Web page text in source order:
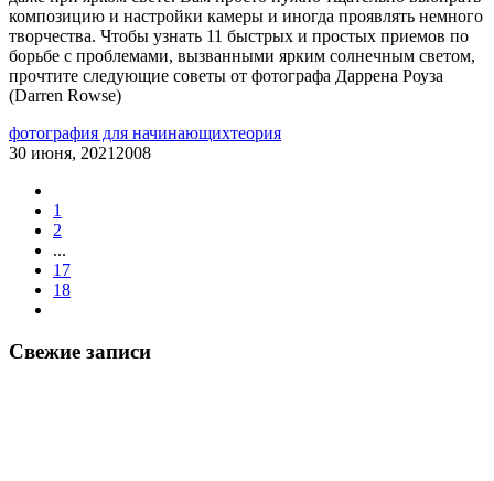
композицию и настройки камеры и иногда проявлять немного
творчества. Чтобы узнать 11 быстрых и простых приемов по
борьбе с проблемами, вызванными ярким солнечным светом,
прочтите следующие советы от фотографа Даррена Роуза
(Darren Rowse)
фотография для начинающихтеория
30 июня, 2021 2008
1
2
...
17
18
Свежие записи